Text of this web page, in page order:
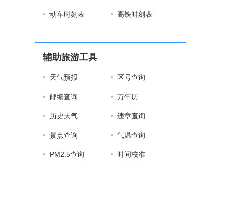
• 动车时刻表 • 高铁时刻表
辅助旅游工具
• 天气预报 • 区号查询
• 邮编查询 • 万年历
• 历史天气 • 违章查询
• 景点查询 • 气温查询
• PM2.5查询 • 时间校准